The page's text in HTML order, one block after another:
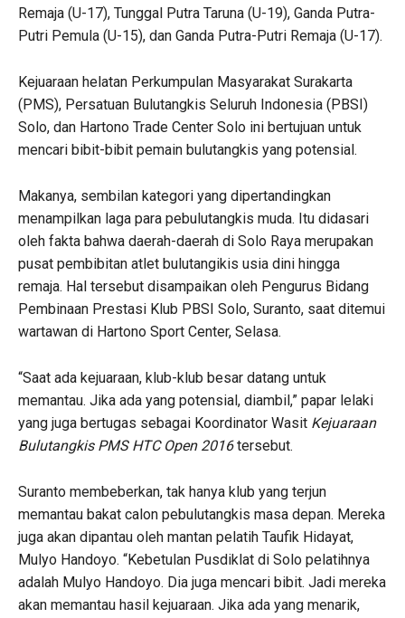
Remaja (U-17), Tunggal Putra Taruna (U-19), Ganda Putra-
Putri Pemula (U-15), dan Ganda Putra-Putri Remaja (U-17).
Kejuaraan helatan Perkumpulan Masyarakat Surakarta
(PMS), Persatuan Bulutangkis Seluruh Indonesia (PBSI)
Solo, dan Hartono Trade Center Solo ini bertujuan untuk
mencari bibit-bibit pemain bulutangkis yang potensial.
Makanya, sembilan kategori yang dipertandingkan
menampilkan laga para pebulutangkis muda. Itu didasari
oleh fakta bahwa daerah-daerah di Solo Raya merupakan
pusat pembibitan atlet bulutangikis usia dini hingga
remaja. Hal tersebut disampaikan oleh Pengurus Bidang
Pembinaan Prestasi Klub PBSI Solo, Suranto, saat ditemui
wartawan di Hartono Sport Center, Selasa.
“Saat ada kejuaraan, klub-klub besar datang untuk
memantau. Jika ada yang potensial, diambil,” papar lelaki
yang juga bertugas sebagai Koordinator Wasit Kejuaraan
Bulutangkis PMS HTC Open 2016tersebut.
Suranto membeberkan, tak hanya klub yang terjun
memantau bakat calon pebulutangkis masa depan. Mereka
juga akan dipantau oleh mantan pelatih Taufik Hidayat,
Mulyo Handoyo. “Kebetulan Pusdiklat di Solo pelatihnya
adalah Mulyo Handoyo. Dia juga mencari bibit. Jadi mereka
akan memantau hasil kejuaraan. Jika ada yang menarik,